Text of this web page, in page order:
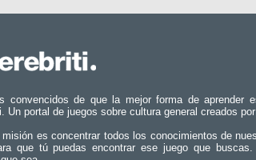
convencidos de que la mejor forma de aprender
Un portal de juegos sobre cultura general creados
misión es concentrar todos los conocimientos de
que tú puedas encontrar ese juego que